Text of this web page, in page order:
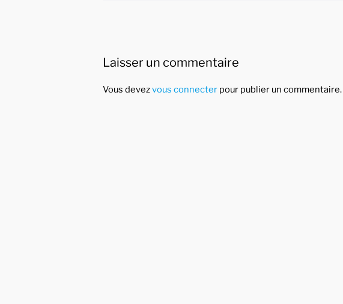
Laisser un commentaire
Vous devezvous connecter pour publier un commentaire.